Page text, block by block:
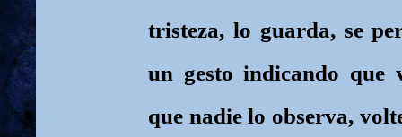
tristeza, lo guarda, se
un gesto indicando
que nadie lo observa,